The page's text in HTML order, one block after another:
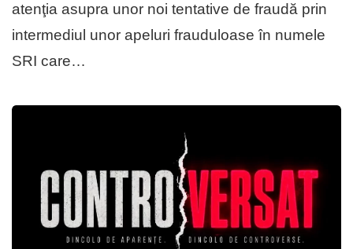
atenţia asupra unor noi tentative de fraudă prin
intermediul unor apeluri frauduloase în numele
SRI care…